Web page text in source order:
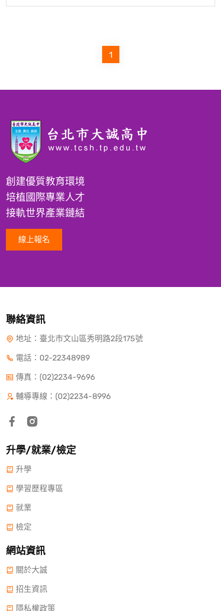
1
創建優質教育環境
培植國際專業人才
接軌世界產業鏈結
線上報名
聯絡資訊
地址：臺北市文山區秀明路2段175號
電話： 02-22348989
傳真：(02)2234-9696
輔導專線：(02)2234-8996
升學/就業/檢定
升學
學習歷程專區
就業
檢定
網站資訊
關於大誠
招生資訊
隱私權政策